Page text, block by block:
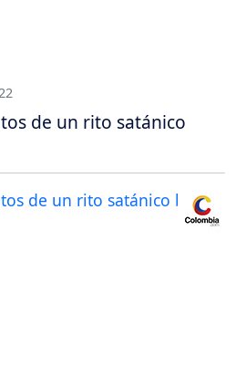
de un rito satánico